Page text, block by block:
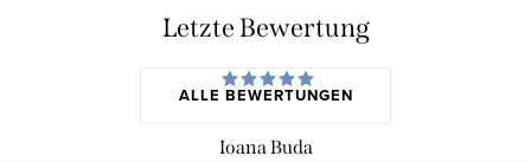
Letzte Bewertung
ALLE BEWERTUNGEN
Ioana Buda